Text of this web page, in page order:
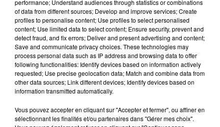
vidéo ci-dessous,Netflixdévoile la mort d'un des
personnages...
N’importe qui peut avoir fait ça.
13 Reasons Why saison 3, le 23 août.
pic.twitter.com/kJDwWRtuDW
— Netflix France (@NetflixFR)
Outre le fait de dire au revoir àBryce Walker qui
semble donc être mort au début de cette saison 3,
performance; Understand audiences through statistics or combinations
of data from different sources; Develop and improve services; Create
profiles to personalise content; Use profiles to select personalised
content; Use limited data to select content; Ensure security, prevent and
detect fraud, and fix errors; Deliver and present advertising and content;
Save and communicate privacy choices. These technologies may
process personal data such as IP address and browsing data to offer
following functionalities: Identify devices based on information actively
requested; Use precise geolocation data; Match and combine data from
other data sources; Link different devices; Identify devices based on
information transmitted automatically.
Vous pouvez accepter en cliquant sur "Accepter et fermer", ou affiner en
sélectionnant les finalités et/ou partenaires dans "Gérer mes choix".